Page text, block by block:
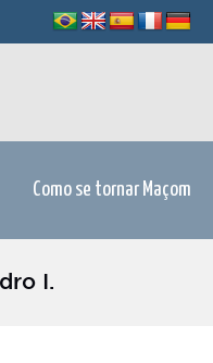
Como se tornar Maçom
I.